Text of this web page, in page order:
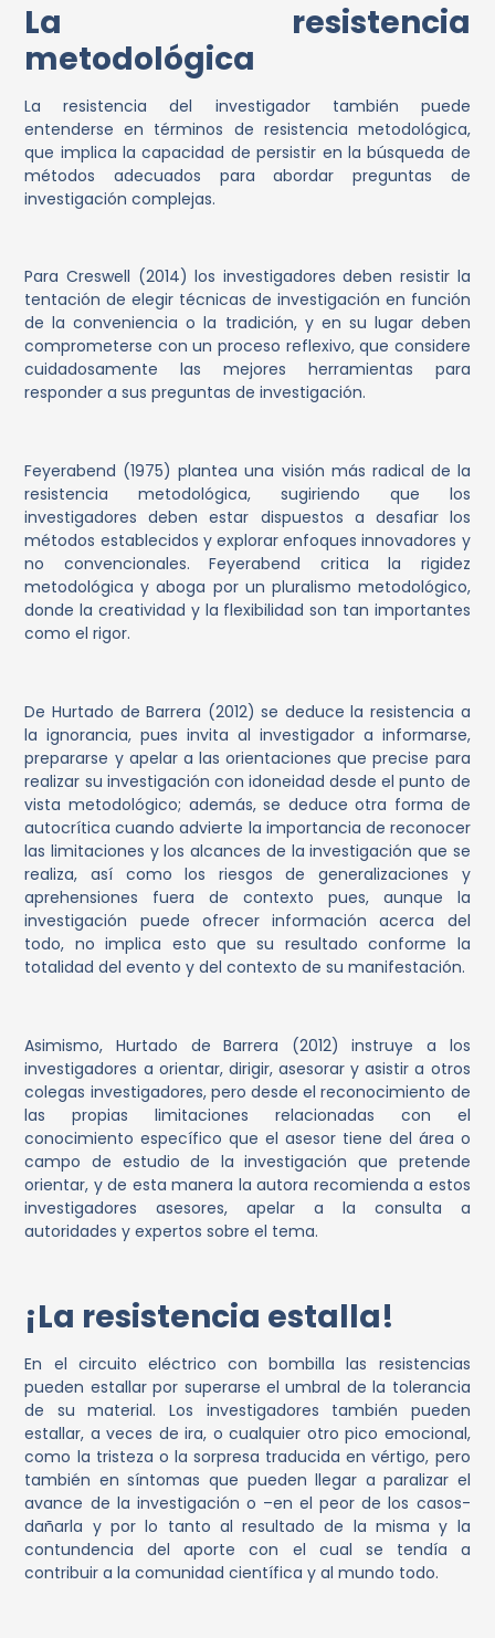
La resistencia
metodológica
La resistencia del investigador también puede
entenderse en términos de resistencia metodológica,
que implica la capacidad de persistir en la búsqueda de
métodos adecuados para abordar preguntas de
investigación complejas.
Para Creswell (2014) los investigadores deben resistir la
tentación de elegir técnicas de investigación en función
de la conveniencia o la tradición, y en su lugar deben
comprometerse con un proceso reflexivo, que considere
cuidadosamente las mejores herramientas para
responder a sus preguntas de investigación.
Feyerabend (1975) plantea una visión más radical de la
resistencia metodológica, sugiriendo que los
investigadores deben estar dispuestos a desafiar los
métodos establecidos y explorar enfoques innovadores y
no convencionales. Feyerabend critica la rigidez
metodológica y aboga por un pluralismo metodológico,
donde la creatividad y la flexibilidad son tan importantes
como el rigor.
De Hurtado de Barrera (2012) se deduce la resistencia a
la ignorancia, pues invita al investigador a informarse,
prepararse y apelar a las orientaciones que precise para
realizar su investigación con idoneidad desde el punto de
vista metodológico; además, se deduce otra forma de
autocrítica cuando advierte la importancia de reconocer
las limitaciones y los alcances de la investigación que se
realiza, así como los riesgos de generalizaciones y
aprehensiones fuera de contexto pues, aunque la
investigación puede ofrecer información acerca del
todo, no implica esto que su resultado conforme la
totalidad del evento y del contexto de su manifestación.
Asimismo, Hurtado de Barrera (2012) instruye a los
investigadores a orientar, dirigir, asesorar y asistir a otros
colegas investigadores, pero desde el reconocimiento de
las propias limitaciones relacionadas con el
conocimiento específico que el asesor tiene del área o
campo de estudio de la investigación que pretende
orientar, y de esta manera la autora recomienda a estos
investigadores asesores, apelar a la consulta a
autoridades y expertos sobre el tema.
¡La resistencia estalla!
En el circuito eléctrico con bombilla las resistencias
pueden estallar por superarse el umbral de la tolerancia
de su material. Los investigadores también pueden
estallar, a veces de ira, o cualquier otro pico emocional,
como la tristeza o la sorpresa traducida en vértigo, pero
también en síntomas que pueden llegar a paralizar el
avance de la investigación o –en el peor de los casos-
dañarla y por lo tanto al resultado de la misma y la
contundencia del aporte con el cual se tendía a
contribuir a la comunidad científica y al mundo todo.